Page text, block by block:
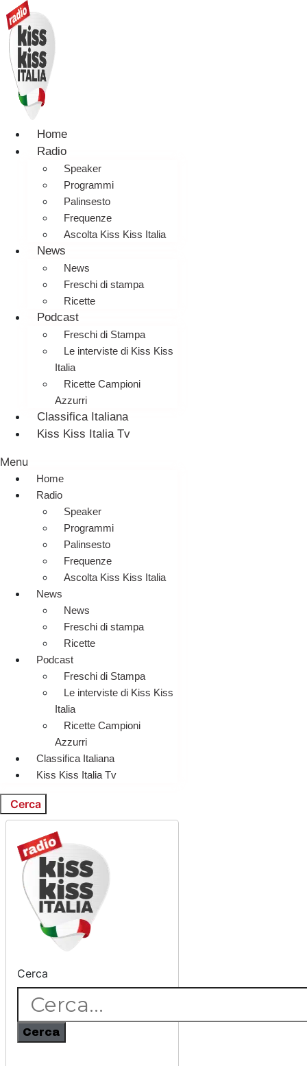
Home
Radio
Speaker
Programmi
Palinsesto
Frequenze
Ascolta Kiss Kiss Italia
News
News
Freschi di stampa
Ricette
Podcast
Freschi di Stampa
Le interviste di Kiss Kiss
Italia
Ricette Campioni
Azzurri
Classifica Italiana
Kiss Kiss Italia Tv
Menu
Home
Radio
Speaker
Programmi
Palinsesto
Frequenze
Ascolta Kiss Kiss Italia
News
News
Freschi di stampa
Ricette
Podcast
Freschi di Stampa
Le interviste di Kiss Kiss
Italia
Ricette Campioni
Azzurri
Classifica Italiana
Kiss Kiss Italia Tv
Cerca
Cerca
Cerca